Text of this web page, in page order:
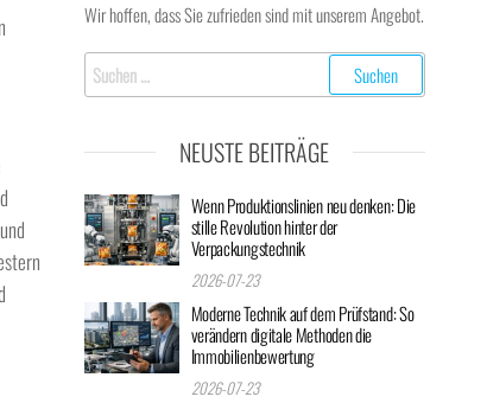
Wir hoffen, dass Sie zufrieden sind mit unserem Angebot.
Suchen
nach:
NEUSTE BEITRÄGE
Wenn Produktionslinien neu denken: Die
stille Revolution hinter der
Verpackungstechnik
2026-07-23
Moderne Technik auf dem Prüfstand: So
verändern digitale Methoden die
Immobilienbewertung
2026-07-23